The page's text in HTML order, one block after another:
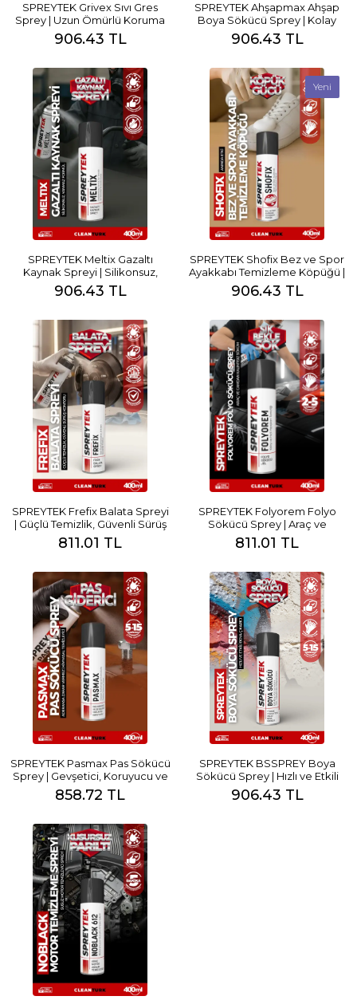
SPREYTEK Grivex Sıvı Gres
Sprey | Uzun Ömürlü Koruma
ve Çok Amaçlı Yağlayıcı
906.43 TL
SPREYTEK Ahşapmax Ahşap
Boya Sökücü Sprey | Kolay
Temizlik
906.43 TL
SPREYTEK Meltix Gazaltı
Kaynak Spreyi | Silikonsuz,
Yanmaz Formül
906.43 TL
Yeni
SPREYTEK Shofix Bez ve Spor
Ayakkabı Temizleme Köpüğü |
Anında Etki
906.43 TL
SPREYTEK Frefix Balata Spreyi
| Güçlü Temizlik, Güvenli Sürüş
Konforu
811.01 TL
SPREYTEK Folyorem Folyo
Sökücü Sprey | Araç ve
Camdan Kalıntısız Söküm
811.01 TL
SPREYTEK Pasmax Pas Sökücü
Sprey | Gevşetici, Koruyucu ve
Yağlayıcı
858.72 TL
SPREYTEK BSSPREY Boya
Sökücü Sprey | Hızlı ve Etkili
Boya Çıkarıcı
906.43 TL